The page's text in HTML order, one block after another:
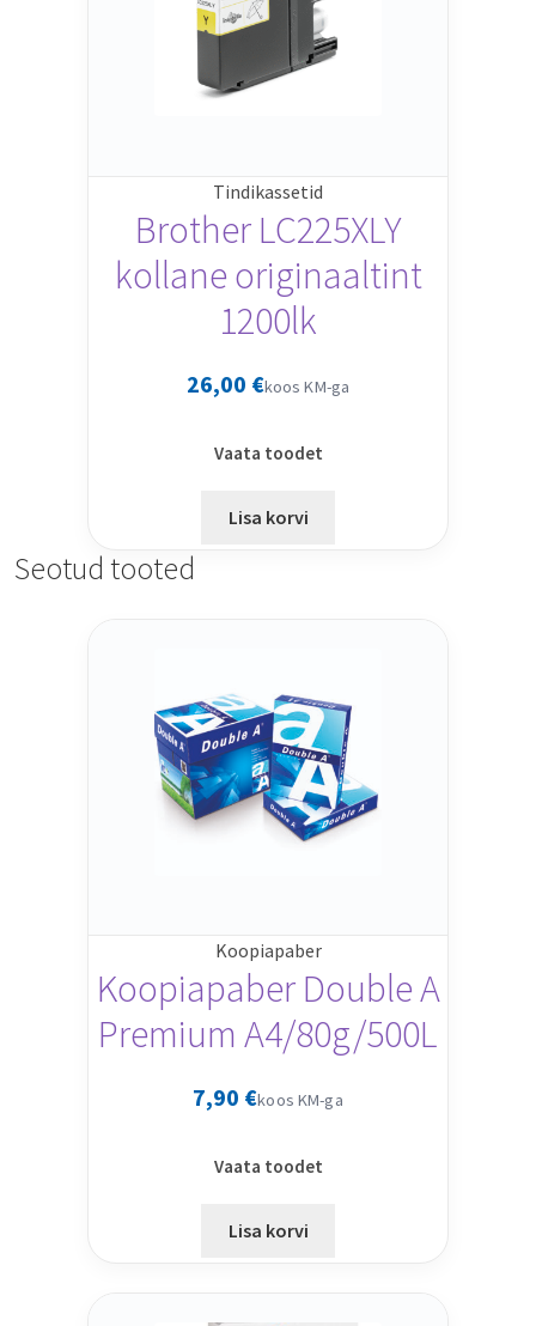
Tindikassetid
Brother LC225XLY
kollane originaaltint
1200lk
26,00 €koos KM-ga
Vaata toodet
Lisa korvi
Seotud tooted
Koopiapaber
Koopiapaber Double A
Premium A4/80g/500L
7,90 €koos KM-ga
Vaata toodet
Lisa korvi